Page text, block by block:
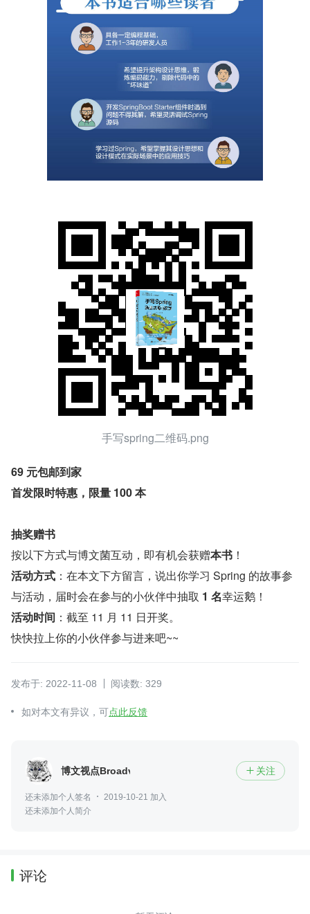
手写spring二维码.png
69 元包邮到家
首发限时特惠，限量 100 本
抽奖赠书
按以下方式与博文菌互动，即有机会获赠本书 ！
活动方式 ：在本文下方留言，说出你学习 Spring 的故事参
与活动，届时会在参与的小伙伴中抽取 1 名幸运鹅！
活动时间 ：截至 11 月 11 日开奖。
快快拉上你的小伙伴参与进来吧~~
发布于: 2022-11-08 阅读数: 329
如对本文有异议，可点此反馈
博文视点Broadview  关注
还未添加个人签名
2019-10-21 加入
还未添加个人简介
评论